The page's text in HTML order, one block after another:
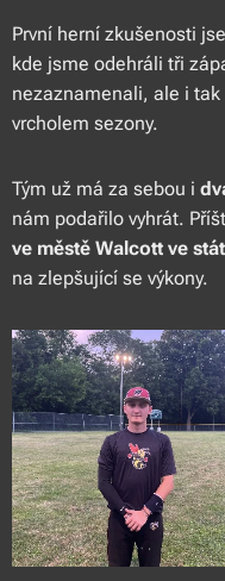
První herní zkušenosti
kde jsme odehráli tři
nezaznamenali, ale i tak
vrcholem sezony.
Tým už má za sebou i
nám podařilo vyhrát.
ve městě Walcott ve
na zlepšující se výkony.